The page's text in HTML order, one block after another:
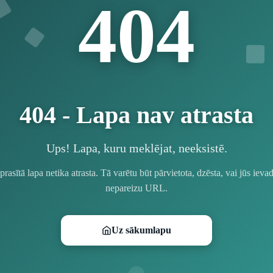
404
404 - Lapa nav atrasta
Ups! Lapa, kuru meklējat, neeksistē.
lapa netika atrasta. Tā varētu būt pārvietota, dzēsta, vai jūs
nepareizu URL.
Uz sākumlapu